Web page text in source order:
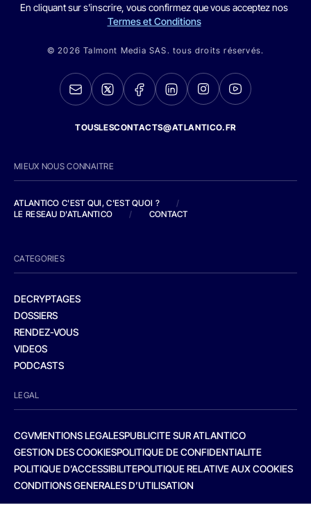
En cliquant sur s'inscrire, vous confirmez que vous acceptez nos
Termes et Conditions
© 2026 Talmont Media SAS. tous droits réservés.
TOUSLESCONTACTS@ATLANTICO.FR
MIEUX NOUS CONNAITRE
ATLANTICO C'EST QUI, C'EST QUOI ?
/
LE RESEAU D'ATLANTICO
/ CONTACT
CATEGORIES
DECRYPTAGES
DOSSIERS
RENDEZ-VOUS
VIDEOS
PODCASTS
LEGAL
CGVMENTIONS LEGALESPUBLICITE SUR ATLANTICO
GESTION DES COOKIESPOLITIQUE DE CONFIDENTIALITE
POLITIQUE D’ACCESSIBILITEPOLITIQUE RELATIVE AUX COOKIES
CONDITIONS GENERALES D’UTILISATION